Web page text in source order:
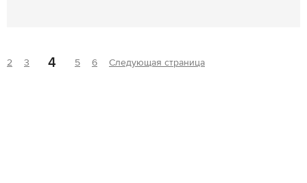
2 3 4 5 6 Следующая страница